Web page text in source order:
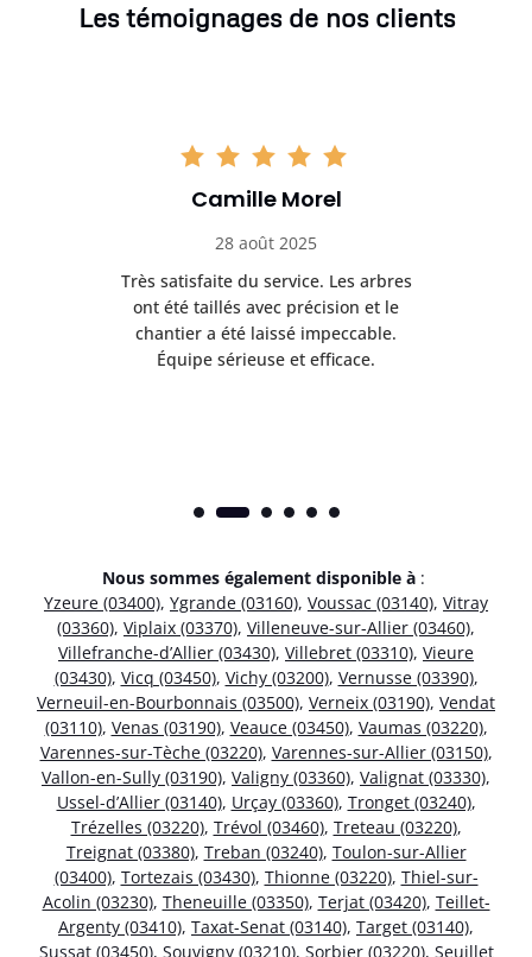
Les témoignages de nos clients
Camille Morel
28 août 2025
Très satisfaite du service. Les arbres
ont été taillés avec précision et le
chantier a été laissé impeccable.
Équipe sérieuse et efficace.
Nous sommes également disponible à :
Yzeure (03400), Ygrande (03160), Voussac (03140), Vitray
(03360), Viplaix (03370), Villeneuve-sur-Allier (03460),
Villefranche-d’Allier (03430), Villebret (03310), Vieure
(03430), Vicq (03450), Vichy (03200), Vernusse (03390),
Verneuil-en-Bourbonnais (03500), Verneix (03190), Vendat
(03110), Venas (03190), Veauce (03450), Vaumas (03220),
Varennes-sur-Tèche (03220), Varennes-sur-Allier (03150),
Vallon-en-Sully (03190), Valigny (03360), Valignat (03330),
Ussel-d’Allier (03140), Urçay (03360), Tronget (03240),
Trézelles (03220), Trévol (03460), Treteau (03220),
Treignat (03380), Treban (03240), Toulon-sur-Allier
(03400), Tortezais (03430), Thionne (03220), Thiel-sur-
Acolin (03230), Theneuille (03350), Terjat (03420), Teillet-
Argenty (03410), Taxat-Senat (03140), Target (03140),
Sussat (03450), Souvigny (03210), Sorbier (03220), Seuillet